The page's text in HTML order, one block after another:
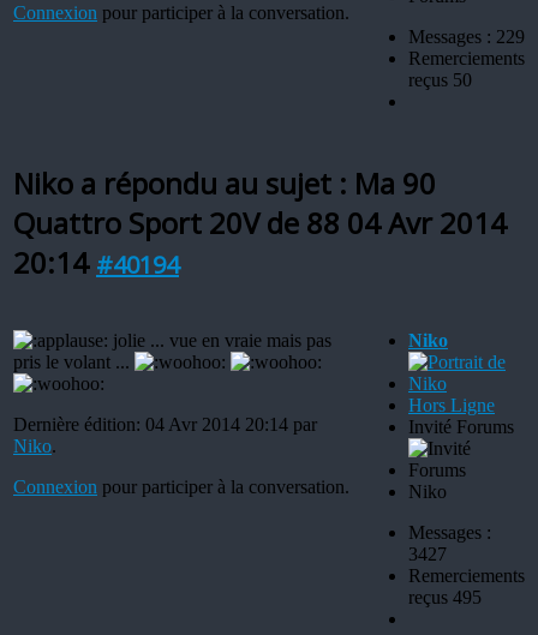
Connexion pour participer à la conversation.
Messages : 229
Remerciements
reçus 50
Niko a répondu au sujet : Ma 90
Quattro Sport 20V de 88 04 Avr 2014
20:14 #40194
jolie ... vue en vraie mais pas
pris le volant ...
Dernière édition: 04 Avr 2014 20:14 par
Niko.
Connexion pour participer à la conversation.
Niko
Hors Ligne
Invité Forums
Niko
Messages :
3427
Remerciements
reçus 495